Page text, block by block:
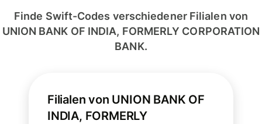
Finde Swift-Codes verschiedener Filialen von
UNION BANK OF INDIA, FORMERLY CORPORATION
BANK.
Filialen von UNION BANK OF
INDIA, FORMERLY